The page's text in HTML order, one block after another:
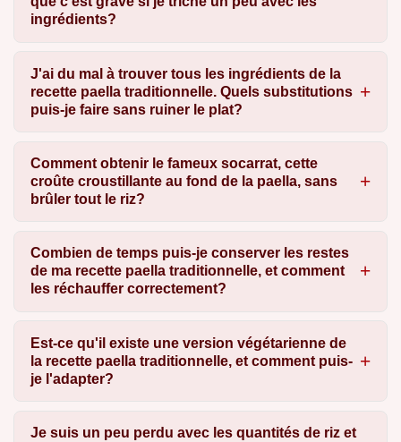
ingrédients?
J'ai du mal à trouver tous les ingrédients de la
recette paella traditionnelle. Quels substitutions
puis-je faire sans ruiner le plat?
Comment obtenir le fameux socarrat, cette
croûte croustillante au fond de la paella, sans
brûler tout le riz?
Combien de temps puis-je conserver les restes
de ma recette paella traditionnelle, et comment
les réchauffer correctement?
Est-ce qu'il existe une version végétarienne de
la recette paella traditionnelle, et comment puis-
je l'adapter?
Je suis un peu perdu avec les quantités de riz et